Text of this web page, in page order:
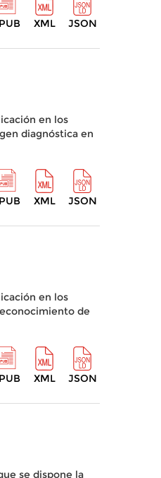
XML JSON
en los
diagnóstica en
XML JSON
en los
de
XML JSON
se dispone la